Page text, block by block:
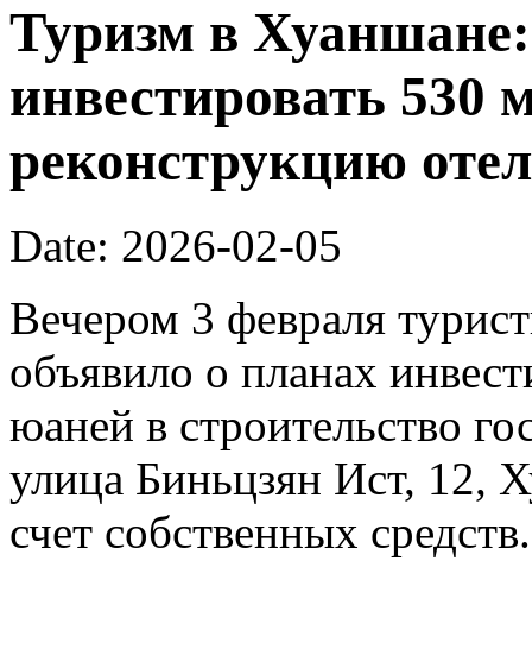
Туризм в
инвестировать 530
реконструкцию
Date: 2026-02-05
Вечером 3 февраля
объявило о планах
юаней в строительство
улица Биньцзян Ист, 12,
счет собственных средств.